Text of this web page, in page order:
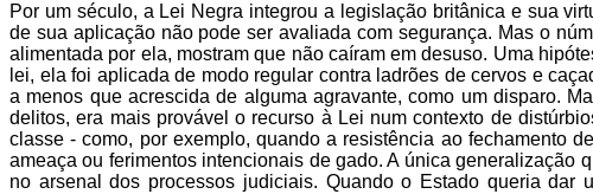
Por um século, a Lei Negra integrou a legislação britânica e sua
de sua aplicação não pode ser avaliada com segurança. Mas o
alimentada por ela, mostram que não caíram em desuso. Uma
lei, ela foi aplicada de modo regular contra ladrões de cervos e
a menos que acrescida de alguma agravante, como um disparo.
delitos, era mais provável o recurso à Lei num contexto de
classe - como, por exemplo, quando a resistência ao fechamento
ameaça ou ferimentos intencionais de gado. A única generalização
no arsenal dos processos judiciais. Quando o Estado queria dar